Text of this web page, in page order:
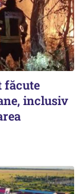
făcute
inclusiv